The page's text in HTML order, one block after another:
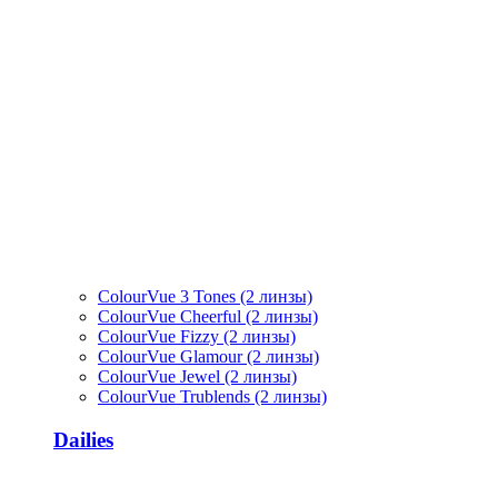
ColourVue 3 Tones (2 линзы)
ColourVue Cheerful (2 линзы)
ColourVue Fizzy (2 линзы)
ColourVue Glamour (2 линзы)
ColourVue Jewel (2 линзы)
ColourVue Trublends (2 линзы)
Dailies